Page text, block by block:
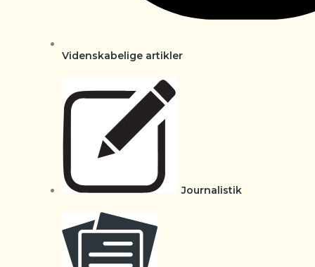
Videnskabelige artikler
Journalistik